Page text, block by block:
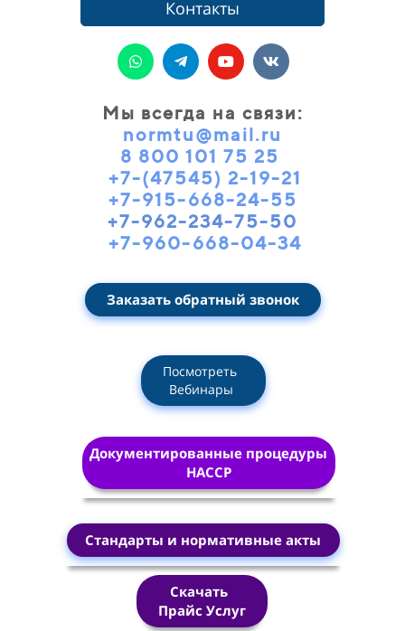
Контакты
Мы всегда на связи:
normtu@mail.ru
8 800 101 75 25
+7-(47545) 2-19-21
+7-915-668-24-55
+7-962-234-75-50
+7-960-668-04-34
Заказать обратный звонок
Посмотреть
Вебинары
Скачать
Прайс Услуг
Документированные процедуры
HACCP
Стандарты и нормативные акты